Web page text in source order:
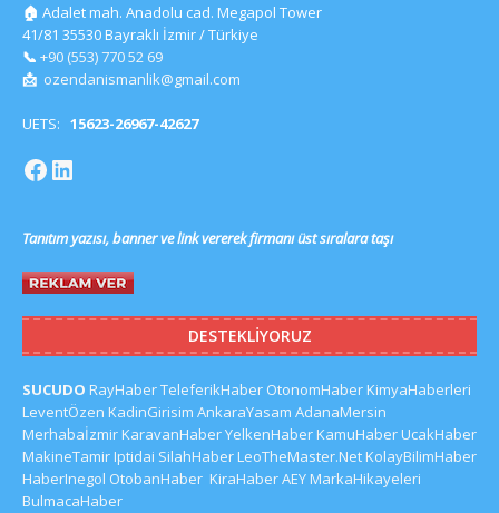
🏠 Adalet mah. Anadolu cad. Megapol Tower
41/81 35530 Bayraklı İzmir / Türkiye
📞 +90 (553) 770 52 69
📩 ozendanismanlik@gmail.com
UETS: 15623-26967-42627
Tanıtım yazısı, banner ve link vererek firmanı üst sıralara taşı
DESTEKLIYORUZ
SUCUDO RayHaberTeleferikHaber OtonomHaberKimyaHaberleri
LeventÖzen KadinGirisim AnkaraYasam AdanaMersin
MerhabaİzmirKaravanHaberYelkenHaberKamuHaberUcakHaber
MakineTamirIptidai SilahHaberLeoTheMaster.NetKolayBilimHaber
HaberInegol OtobanHaber KiraHaberAEYMarkaHikayeleri
BulmacaHaber